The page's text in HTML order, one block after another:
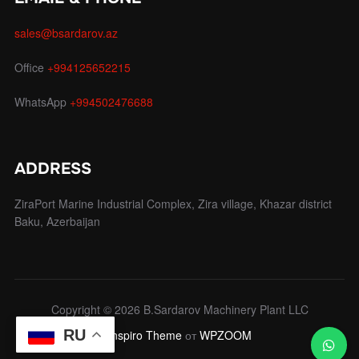
sales@bsardarov.az
Office +994125652215
WhatsApp +994502476688
ADDRESS
ZiraPort Marine Industrial Complex, Zira village, Khazar district
Baku, Azerbaijan
Copyright © 2026 B.Sardarov Machinery Plant LLC
Inspiro Themeот WPZOOM
RU